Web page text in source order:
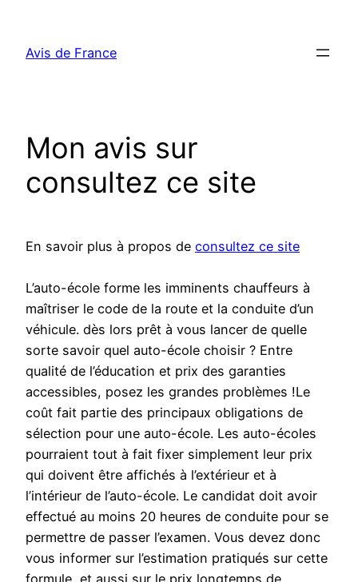
contenu
Avis de France
Mon avis sur
consultez ce site
En savoir plus à propos de consultez ce site
L’auto-école forme les imminents chauffeurs à
maîtriser le code de la route et la conduite d’un
véhicule. dès lors prêt à vous lancer de quelle
sorte savoir quel auto-école choisir ? Entre
qualité de l’éducation et prix des garanties
accessibles, posez les grandes problèmes !Le
coût fait partie des principaux obligations de
sélection pour une auto-école. Les auto-écoles
pourraient tout à fait fixer simplement leur prix
qui doivent être affichés à l’extérieur et à
l’intérieur de l’auto-école. Le candidat doit avoir
effectué au moins 20 heures de conduite pour se
permettre de passer l’examen. Vous devez donc
vous informer sur l’estimation pratiqués sur cette